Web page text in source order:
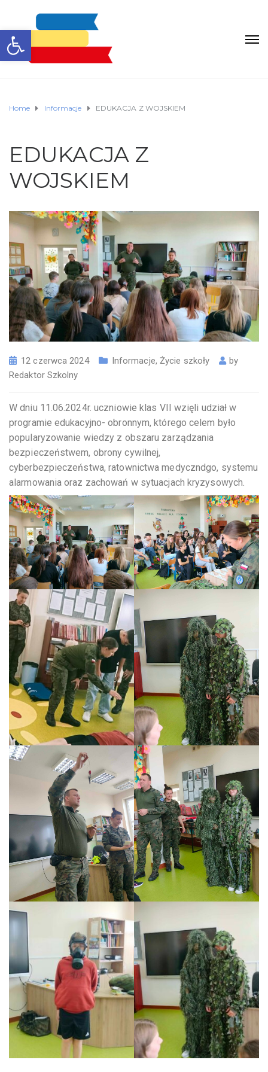
Otwórz pasek narzędzi
Home Informacje EDUKACJA Z WOJSKIEM
EDUKACJA Z
WOJSKIEM
12 czerwca 2024 Informacje, Życie szkoły
by
Redaktor Szkolny
W dniu 11.06.2024r. uczniowie klas VII wzięli udział w
programie edukacyjno- obronnym, którego celem było
popularyzowanie wiedzy z obszaru zarządzania
bezpieczeństwem, obrony cywilnej,
cyberbezpieczeństwa, ratownictwa medyczndgo, systemu
alarmowania oraz zachowań w sytuacjach kryzysowych.